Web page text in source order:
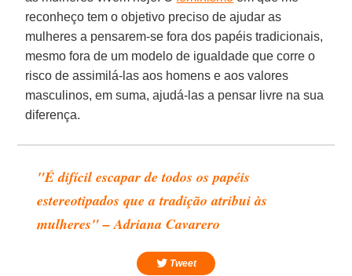
reconheço tem o objetivo preciso de ajudar as
mulheres a pensarem-se fora dos papéis tradicionais,
mesmo fora de um modelo de igualdade que corre o
risco de assimilá-las aos homens e aos valores
masculinos, em suma, ajudá-las a pensar livre na sua
diferença.
"É difícil escapar de todos os papéis
estereotipados que a tradição atribui às
mulheres" – Adriana Cavarero
Tweet